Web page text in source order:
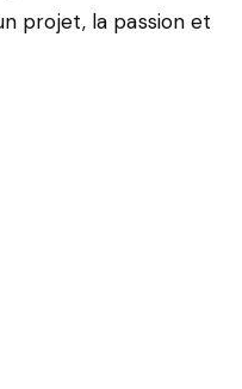
projet, la passion et